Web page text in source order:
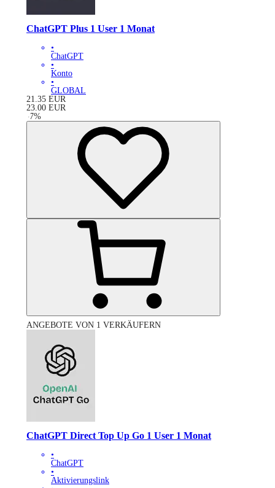
ChatGPT Plus 1 User 1 Monat
•
ChatGPT
•
Konto
•
GLOBAL
21.35 EUR
23.00 EUR
-7%
ANGEBOTE VON 1 VERKÄUFERN
ChatGPT Direct Top Up Go 1 User 1 Monat
•
ChatGPT
•
Aktivierungslink